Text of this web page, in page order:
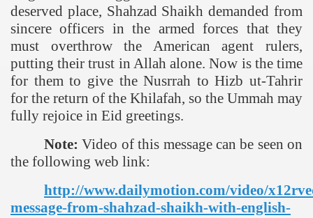
deserved place, Shahzad Shaikh demanded from
sincere officers in the armed forces that they
must overthrow the American agent rulers,
putting their trust in Allah alone. Now is the time
for them to give the Nusrrah to Hizb ut-Tahrir
for the return of the Khilafah, so the Ummah may
fully rejoice in Eid greetings.
Note: Video of this message can be seen on
the following web link:
http://www.dailymotion.com/video/
message-from-shahzad-shaikh-with-english-